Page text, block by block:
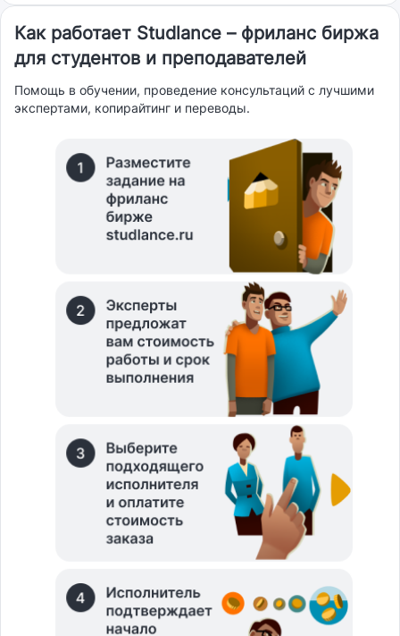
Как работает Studlance – фриланс биржа
для студентов и преподавателей
Помощь в обучении, проведение консультаций с лучшими
экспертами, копирайтинг и переводы.